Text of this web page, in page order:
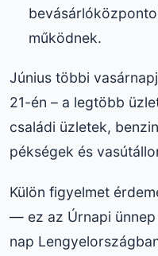
működnek.
Június többi
21-én – a legtöbb
családi üzletek,
pékségek és
Külön figyelmet
— ez az Úrnapi ünnep
nap